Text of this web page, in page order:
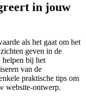
in jouw
als het gaat om het
geven in de
helpen bij het
van de
praktische tips om
website-ontwerp.